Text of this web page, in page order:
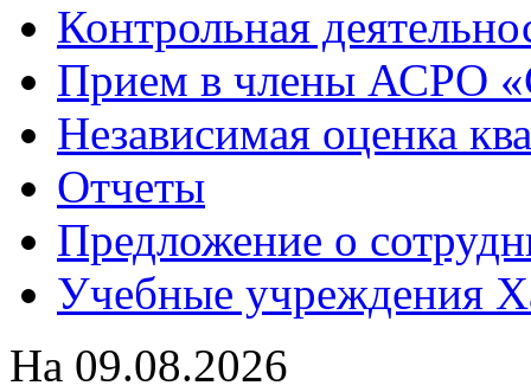
Контрольная
Прием в члены АСРО
Независимая оценка
Отчеты
Предложение о
Учебные учреждения
На 09.08.2026